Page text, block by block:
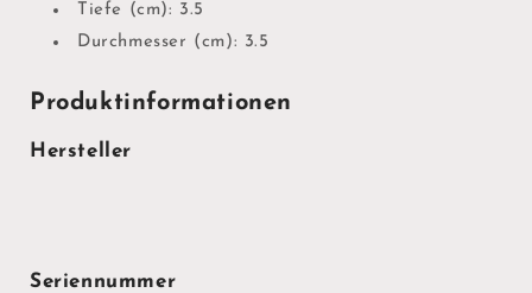
Tiefe (cm): 3.5
Durchmesser (cm): 3.5
Produktinformationen
Hersteller
Seriennummer